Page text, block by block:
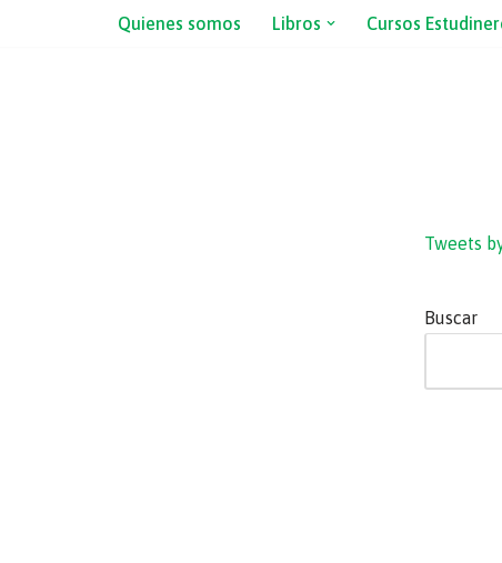
Quienes somos Libros Cursos
Tweets
Buscar